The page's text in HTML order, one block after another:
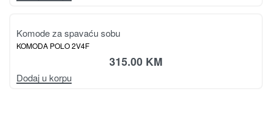
Kolekcija spavaća soba PIANO
KOMODA K23/PN PIANO
730.00 KM
Dodaj u korpu